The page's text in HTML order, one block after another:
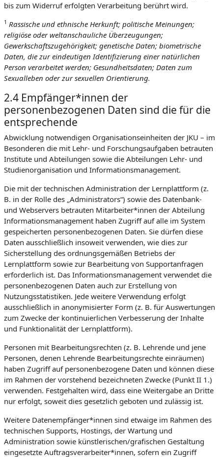
bis zum Widerruf erfolgten Verarbeitung berührt wird.
1 Rassische und ethnische Herkunft; politische Meinungen;
religiöse oder weltanschauliche Überzeugungen;
Gewerkschaftszugehörigkeit; genetische Daten; biometrische
Daten, die zur eindeutigen Identifizierung einer natürlichen
Person verarbeitet werden; Gesundheitsdaten; Daten zum
Sexualleben oder zur sexuellen Orientierung.
2.4 Empfänger*innen der
personenbezogenen Daten sind die für die
entsprechende
Abwicklung notwendigen Organisationseinheiten der JKU – im
Besonderen die mit Lehr- und Forschungsaufgaben betrauten
Institute und Abteilungen sowie die Abteilungen Lehr- und
Studienorganisation und Informationsmanagement.
Die mit der technischen Administration der Lernplattform (z.
B. in der Rolle des „Administrators“) sowie des Datenbank-
und Webservers betrauten Mitarbeiter*innen der Abteilung
Informationsmanagement haben Zugriff auf alle im System
gespeicherten personenbezogenen Daten. Sie dürfen diese
Daten ausschließlich insoweit verwenden, wie dies zur
Sicherstellung des ordnungsgemäßen Betriebs der
Lernplattform sowie zur Bearbeitung von Supportanfragen
erforderlich ist. Das Informationsmanagement verwendet die
personenbezogenen Daten auch zur Erstellung von
Nutzungsstatistiken. Jede weitere Verwendung erfolgt
ausschließlich in anonymisierter Form (z. B. für Auswertungen
zum Zwecke der kontinuierlichen Verbesserung der Inhalte
und Funktionalität der Lernplattform).
Personen mit Bearbeitungsrechten (z. B. Lehrende und jene
Personen, denen Lehrende Bearbeitungsrechte einräumen)
haben Zugriff auf personenbezogene Daten und können diese
im Rahmen der vorstehend bezeichneten Zwecke (Punkt II 1.)
verwenden. Festgehalten wird, dass eine Weitergabe an Dritte
nur erfolgt, soweit dies gesetzlich geboten und zulässig ist.
Weitere Datenempfänger*innen sind etwaige im Rahmen des
technischen Supports, Hostings, der Wartung und
Administration sowie künstlerischen/grafischen Gestaltung
eingesetzte Auftragsverarbeiter*innen, sofern ein Zugriff